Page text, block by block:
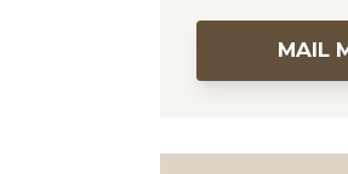
MAIL